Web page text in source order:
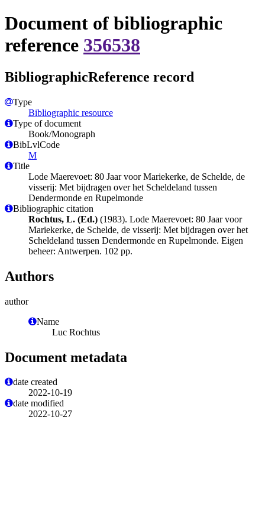
Document of bibliographic
reference 356538
BibliographicReference record
Type
Bibliographic resource
Type of document
Book/Monograph
BibLvlCode
M
Title
Lode Maerevoet: 80 Jaar voor Mariekerke, de Schelde, de
visserij: Met bijdragen over het Scheldeland tussen
Dendermonde en Rupelmonde
Bibliographic citation
Rochtus, L. (Ed.) (1983). Lode Maerevoet: 80 Jaar voor
Mariekerke, de Schelde, de visserij: Met bijdragen over het
Scheldeland tussen Dendermonde en Rupelmonde. Eigen
beheer: Antwerpen. 102 pp.
Authors
author
Name
Luc Rochtus
Document metadata
date created
2022-10-19
date modified
2022-10-27